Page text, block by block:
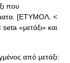
που
[ΕΤΥΜΟΛ. <
«μετάξι» και
από μετάξι: